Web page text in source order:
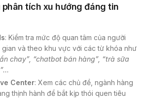
tích xu hướng đáng tin
: Kiểm tra mức độ quan tâm của người
và theo khu vực với các từ khóa như
chay”, “chatbot bán hàng”, “trà sữa
Center: Xem các chủ đề, ngành hàng
thịnh hành để bắt kịp thói quen tiêu